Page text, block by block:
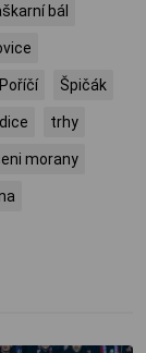
bál
Špičák
trhy
morany